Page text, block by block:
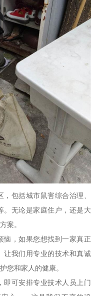
包括城市鼠害综合治理、
。无论是家庭住户，还是大
案。
恼，如果您想找到一家真正
让我们用专业的技术和真诚
您和家人的健康。
即可安排专业技术人员上门